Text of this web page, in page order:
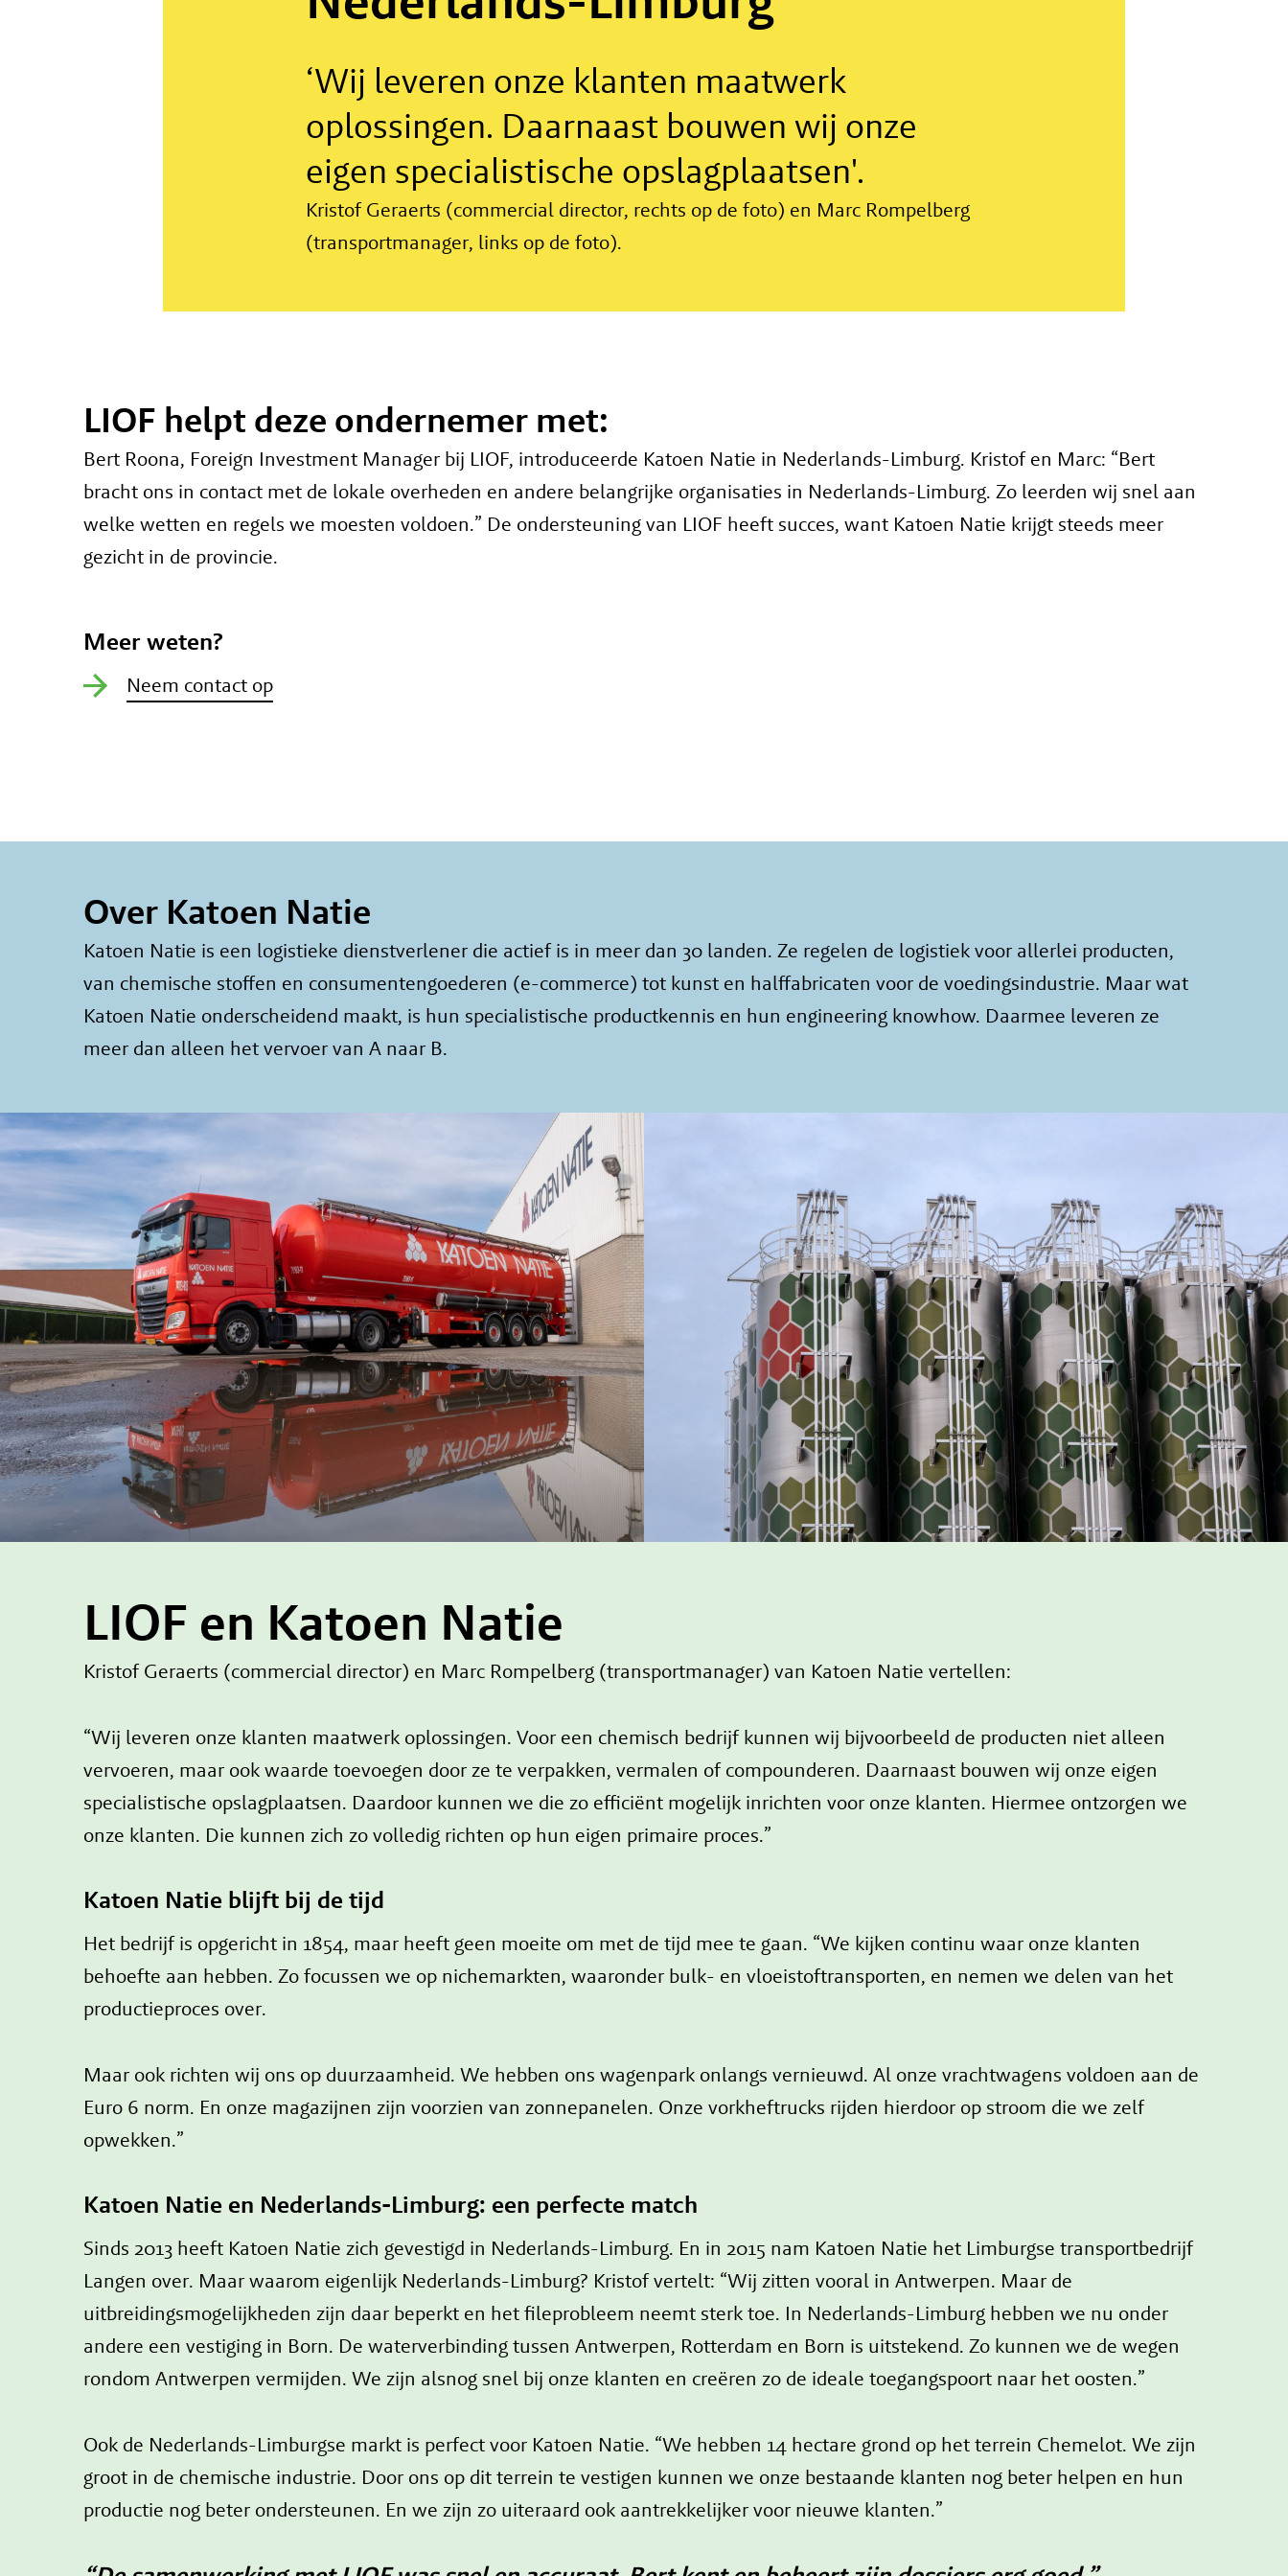
‘Wij leveren onze klanten maatwerk
oplossingen. Daarnaast bouwen wij onze
eigen specialistische opslagplaatsen'.
Kristof Geraerts (commercial director, rechts op de foto) en Marc Rompelberg
(transportmanager, links op de foto).
LIOF helpt deze ondernemer met:
Bert Roona, Foreign Investment Manager bij LIOF, introduceerde Katoen Natie in Nederlands-Limburg. Kristof en Marc: “Bert
bracht ons in contact met de lokale overheden en andere belangrijke organisaties in Nederlands-Limburg. Zo leerden wij snel aan
welke wetten en regels we moesten voldoen.” De ondersteuning van LIOF heeft succes, want Katoen Natie krijgt steeds meer
gezicht in de provincie.
Meer weten?
Neem contact op
Over Katoen Natie
Katoen Natie is een logistieke dienstverlener die actief is in meer dan 30 landen. Ze regelen de logistiek voor allerlei producten,
van chemische stoffen en consumentengoederen (e-commerce) tot kunst en halffabricaten voor de voedingsindustrie. Maar wat
Katoen Natie onderscheidend maakt, is hun specialistische productkennis en hun engineering knowhow. Daarmee leveren ze
meer dan alleen het vervoer van A naar B.
LIOF en Katoen Natie
Kristof Geraerts (commercial director) en Marc Rompelberg (transportmanager) van Katoen Natie vertellen:
“Wij leveren onze klanten maatwerk oplossingen. Voor een chemisch bedrijf kunnen wij bijvoorbeeld de producten niet alleen
vervoeren, maar ook waarde toevoegen door ze te verpakken, vermalen of compounderen. Daarnaast bouwen wij onze eigen
specialistische opslagplaatsen. Daardoor kunnen we die zo efficiënt mogelijk inrichten voor onze klanten. Hiermee ontzorgen we
onze klanten. Die kunnen zich zo volledig richten op hun eigen primaire proces.”
Katoen Natie blijft bij de tijd
Het bedrijf is opgericht in 1854, maar heeft geen moeite om met de tijd mee te gaan. “We kijken continu waar onze klanten
behoefte aan hebben. Zo focussen we op nichemarkten, waaronder bulk- en vloeistoftransporten, en nemen we delen van het
productieproces over.
Maar ook richten wij ons op duurzaamheid. We hebben ons wagenpark onlangs vernieuwd. Al onze vrachtwagens voldoen aan de
Euro 6 norm. En onze magazijnen zijn voorzien van zonnepanelen. Onze vorkheftrucks rijden hierdoor op stroom die we zelf
opwekken.”
Katoen Natie en Nederlands-Limburg: een perfecte match
Sinds 2013 heeft Katoen Natie zich gevestigd in Nederlands-Limburg. En in 2015 nam Katoen Natie het Limburgse transportbedrijf
Langen over. Maar waarom eigenlijk Nederlands-Limburg? Kristof vertelt: “Wij zitten vooral in Antwerpen. Maar de
uitbreidingsmogelijkheden zijn daar beperkt en het fileprobleem neemt sterk toe. In Nederlands-Limburg hebben we nu onder
andere een vestiging in Born. De waterverbinding tussen Antwerpen, Rotterdam en Born is uitstekend. Zo kunnen we de wegen
rondom Antwerpen vermijden. We zijn alsnog snel bij onze klanten en creëren zo de ideale toegangspoort naar het oosten.”
Ook de Nederlands-Limburgse markt is perfect voor Katoen Natie. “We hebben 14 hectare grond op het terrein Chemelot. We zijn
groot in de chemische industrie. Door ons op dit terrein te vestigen kunnen we onze bestaande klanten nog beter helpen en hun
productie nog beter ondersteunen. En we zijn zo uiteraard ook aantrekkelijker voor nieuwe klanten.”